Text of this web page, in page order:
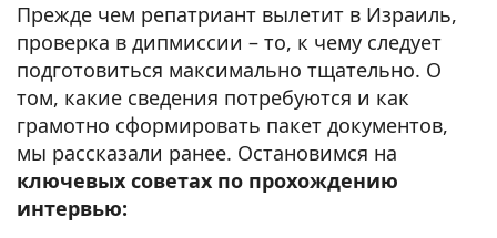
Прежде чем репатриант вылетит в Израиль,
проверка в дипмиссии – то, к чему следует
подготовиться максимально тщательно. О
том, какие сведения потребуются и как
грамотно сформировать пакет документов,
мы рассказали ранее. Остановимся на
ключевых советах по прохождению
интервью: